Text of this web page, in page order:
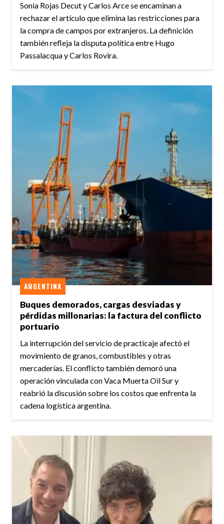
Sonia Rojas Decut y Carlos Arce se encaminan a
rechazar el artículo que elimina las restricciones para
la compra de campos por extranjeros. La definición
también refleja la disputa política entre Hugo
Passalacqua y Carlos Rovira.
Buques demorados, cargas desviadas y
pérdidas millonarias: la factura del conflicto
portuario
ARGENTINA
La interrupción del servicio de practicaje afectó el
movimiento de granos, combustibles y otras
mercaderías. El conflicto también demoró una
operación vinculada con Vaca Muerta Oil Sur y
reabrió la discusión sobre los costos que enfrenta la
cadena logística argentina.